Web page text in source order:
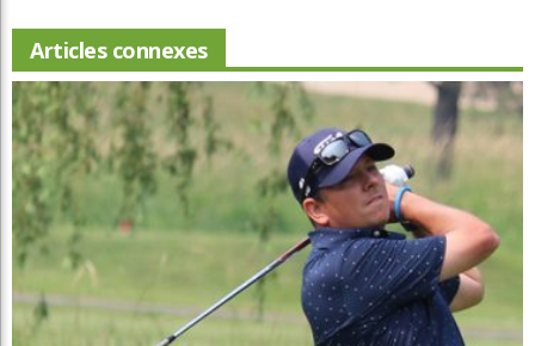
Articles connexes